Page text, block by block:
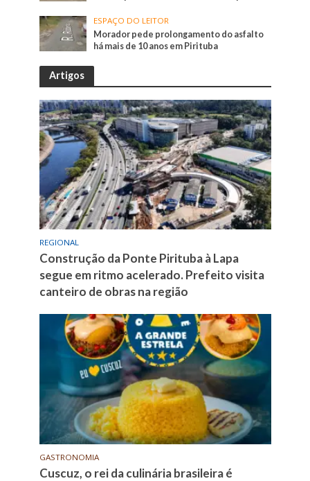
ESPAÇO DO LEITOR
Morador pede prolongamento do asfalto
há mais de 10 anos em Pirituba
Artigos
REGIONAL
Construção da Ponte Pirituba à Lapa
segue em ritmo acelerado. Prefeito visita
canteiro de obras na região
GASTRONOMIA
Cuscuz, o rei da culinária brasileira é